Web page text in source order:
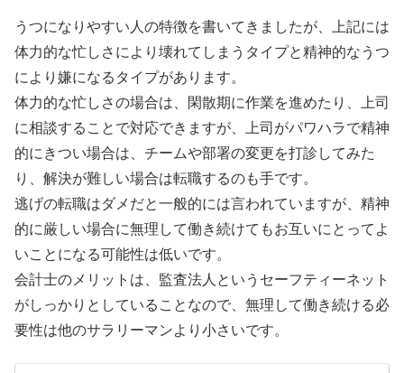
うつになりやすい人の特徴を書いてきましたが、上記には
体力的な忙しさにより壊れてしまうタイプと精神的なうつ
により嫌になるタイプがあります。
体力的な忙しさの場合は、閑散期に作業を進めたり、上司
に相談することで対応できますが、上司がパワハラで精神
的にきつい場合は、チームや部署の変更を打診してみた
り、解決が難しい場合は転職するのも手です。
逃げの転職はダメだと一般的には言われていますが、精神
的に厳しい場合に無理して働き続けてもお互いにとってよ
いことになる可能性は低いです。
会計士のメリットは、監査法人というセーフティーネット
がしっかりとしていることなので、無理して働き続ける必
要性は他のサラリーマンより小さいです。